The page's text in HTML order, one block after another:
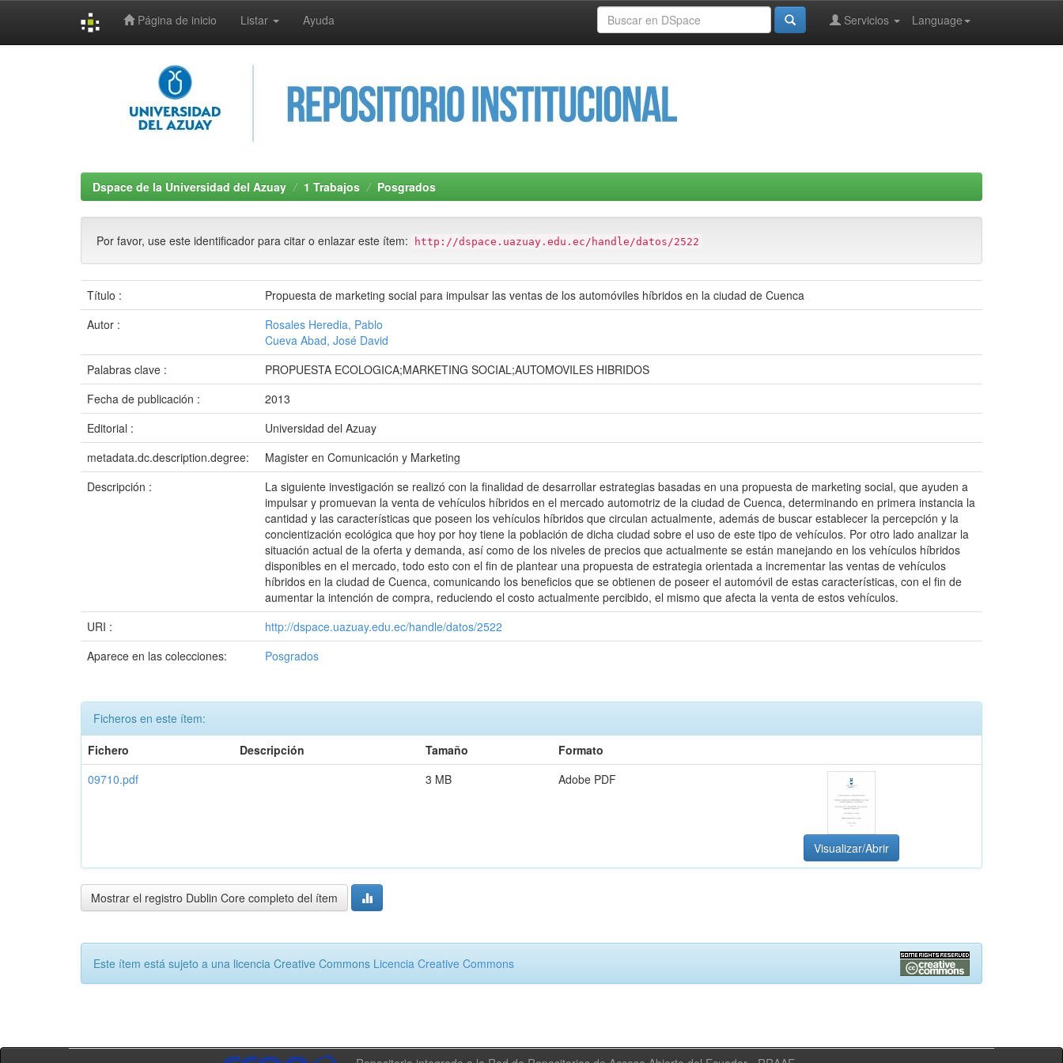
Página de inicio Listar Ayuda Language
Servicios
Dspace de la Universidad del Azuay 1 Trabajos Posgrados
Por favor, use este identificador para citar o enlazar este ítem: http://dspace.uazuay.edu.ec/handle/datos/2522
Título :
Propuesta de marketing social para impulsar las ventas de los automóviles híbridos en la ciudad de Cuenca
Autor :
Rosales Heredia, Pablo
Cueva Abad, José David
Palabras clave :
PROPUESTA ECOLOGICA;MARKETING SOCIAL;AUTOMOVILES HIBRIDOS
Fecha de publicación :
2013
Editorial :
Universidad del Azuay
metadata.dc.description.degree:
Magister en Comunicación y Marketing
Descripción :
La siguiente investigación se realizó con la finalidad de desarrollar estrategias basadas en una propuesta de marketing social, que ayuden a
impulsar y promuevan la venta de vehículos híbridos en el mercado automotriz de la ciudad de Cuenca, determinando en primera instancia la
cantidad y las características que poseen los vehículos híbridos que circulan actualmente, además de buscar establecer la percepción y la
concientización ecológica que hoy por hoy tiene la población de dicha ciudad sobre el uso de este tipo de vehículos. Por otro lado analizar la
situación actual de la oferta y demanda, así como de los niveles de precios que actualmente se están manejando en los vehículos híbridos
disponibles en el mercado, todo esto con el fin de plantear una propuesta de estrategia orientada a incrementar las ventas de vehículos
híbridos en la ciudad de Cuenca, comunicando los beneficios que se obtienen de poseer el automóvil de estas características, con el fin de
aumentar la intención de compra, reduciendo el costo actualmente percibido, el mismo que afecta la venta de estos vehículos.
URI :
http://dspace.uazuay.edu.ec/handle/datos/2522
Aparece en las colecciones:
Posgrados
Ficheros en este ítem:
Fichero
Descripción Tamaño
Formato
09710.pdf
3 MB Adobe PDF
Visualizar/Abrir
Mostrar el registro Dublin Core completo del ítem
Este ítem está sujeto a una licencia Creative Commons Licencia Creative Commons